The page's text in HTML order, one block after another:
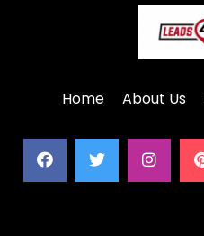
Home About Us